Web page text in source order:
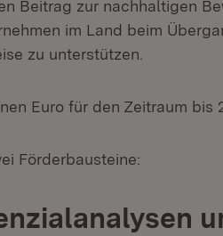
Beitrag zur nachhaltigen
im Land beim
zu unterstützen.
Euro für den Zeitraum bis
Förderbausteine: